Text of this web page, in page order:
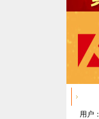
用户：